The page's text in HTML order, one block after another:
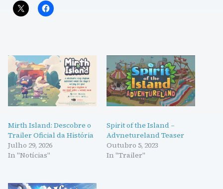
Mirth Island: Descobre o
Trailer Oficial da História
Julho 29, 2026
In "Notícias"
Spirit of the Island –
Advnetureland Teaser
Outubro 5, 2023
In "Trailer"